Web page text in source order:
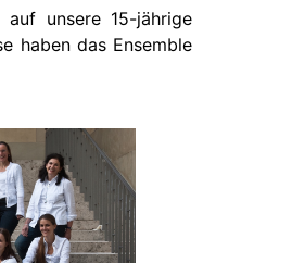
unsere 15-jährige
haben das Ensemble